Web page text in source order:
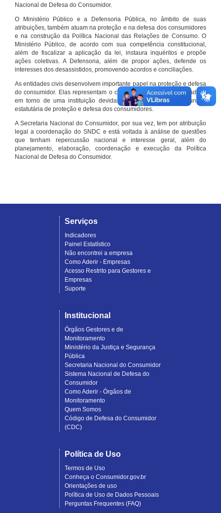
Nacional de Defesa do Consumidor.
O Ministério Público e a Defensoria Pública, no âmbito de suas
atribuições, também atuam na proteção e na defesa dos consumidores
e na construção da Política Nacional das Relações de Consumo. O
Ministério Público, de acordo com sua competência constitucional,
além de fiscalizar a aplicação da lei, instaura inquéritos e propõe
ações coletivas. A Defensoria, além de propor ações, defende os
interesses dos desassistidos, promovendo acordos e conciliações.
As entidades civis desenvolvem importante papel na proteção e defesa
do consumidor. Elas representam o conjunto organizado de cidadãos
em torno de uma instituição devidamente registrada e com função
estatutária de proteção e defesa dos consumidores.
A Secretaria Nacional do Consumidor, por sua vez, tem por atribuição
legal a coordenação do SNDC e está voltada à análise de questões
que tenham repercussão nacional e interesse geral, além do
planejamento, elaboração, coordenação e execução da Política
Nacional de Defesa do Consumidor.
Serviços
Indicadores
Painel Estatístico
Não encontrei a empresa
Como Aderir - Empresas
Acesso Restrito para Gestores e
Empresas
Suporte
Institucional
Órgãos Gestores e de
Monitoramento
Ministério da Justiça e Segurança
Pública
Secretaria Nacional do Consumidor
Sistema Nacional de Defesa do
Consumidor
Como Aderir - Órgãos de
Monitoramento
Quem Somos
Código de Defesa do Consumidor
(CDC)
Política de Uso
Termos de Uso
Conheça o Consumidor.gov.br
Orientações de uso
Política de Uso de Dados Pessoais
Perguntas Frequentes (FAQ)